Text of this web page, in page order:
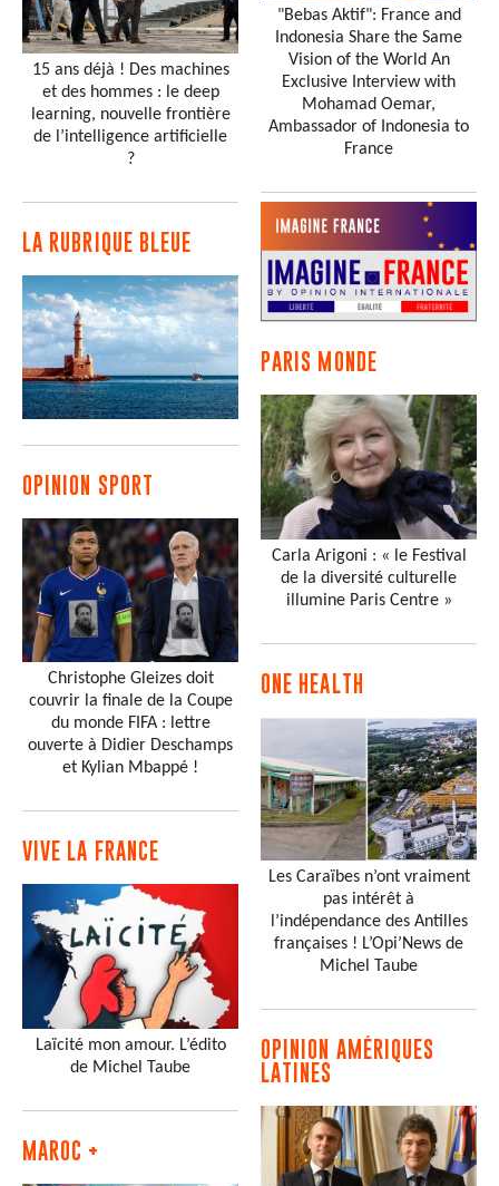
15 ans déjà ! Des machines
et des hommes : le deep
learning, nouvelle frontière
de l’intelligence artificielle
?
LA RUBRIQUE BLEUE
OPINION SPORT
Christophe Gleizes doit
couvrir la finale de la Coupe
du monde FIFA : lettre
ouverte à Didier Deschamps
et Kylian Mbappé !
VIVE LA FRANCE
Laïcité mon amour. L’édito
de Michel Taube
MAROC +
"Bebas Aktif": France and
Indonesia Share the Same
Vision of the World An
Exclusive Interview with
Mohamad Oemar,
Ambassador of Indonesia to
France
PARIS MONDE
Carla Arigoni : « le Festival
de la diversité culturelle
illumine Paris Centre »
ONE HEALTH
Les Caraïbes n’ont vraiment
pas intérêt à
l’indépendance des Antilles
françaises ! L’Opi’News de
Michel Taube
OPINION AMÉRIQUES
LATINES